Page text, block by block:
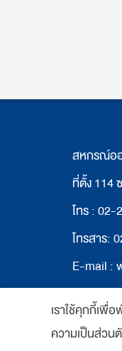
สหกรณ์อ
ที่ตั้ง 114
โทร :
โทรสาร:
E-mail :
เราใช้คุกกี้เพื่
ความเป็นส่วน